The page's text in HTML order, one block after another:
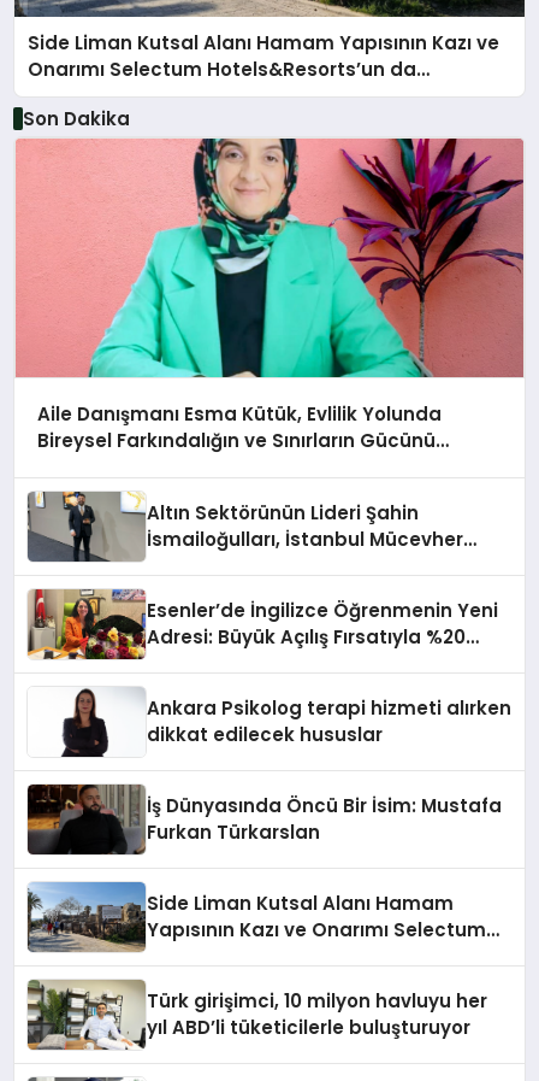
Side Liman Kutsal Alanı Hamam Yapısının Kazı ve
Onarımı Selectum Hotels&Resorts’un da
Katkılarıyla Tamamlandı
Son Dakika
Aile Danışmanı Esma Kütük, Evlilik Yolunda
Bireysel Farkındalığın ve Sınırların Gücünü
Altın Sektörünün Lideri Şahin
İsmailoğulları, İstanbul Mücevher
Esenler’de İngilizce Öğrenmenin Yeni
Adresi: Büyük Açılış Fırsatıyla %20
Ankara Psikolog terapi hizmeti alırken
dikkat edilecek hususlar
İş Dünyasında Öncü Bir İsim: Mustafa
Furkan Türkarslan
Side Liman Kutsal Alanı Hamam
Yapısının Kazı ve Onarımı Selectum
Türk girişimci, 10 milyon havluyu her
yıl ABD’li tüketicilerle buluşturuyor